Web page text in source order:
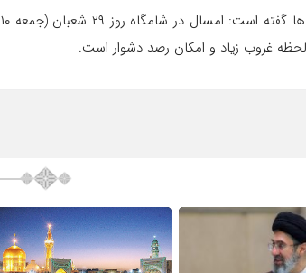
کاظم کوکرم، سخنگوی کمیته انجمن نجوم آماتوری ایران نیز به برخی رسانه‌ها گفته است: امسال در شامگاه روز ۲۹ شعبان (جمعه ۱۰
غروب زیاد و امکان رصد دشوار است.